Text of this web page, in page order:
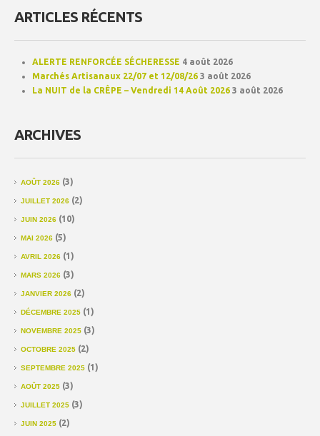
ARTICLES RÉCENTS
ALERTE RENFORCÉE SÉCHERESSE 4 août 2026
Marchés Artisanaux 22/07 et 12/08/26 3 août 2026
La NUIT de la CRÊPE – Vendredi 14 Août 2026 3 août 2026
ARCHIVES
AOÛT 2026 (3)
JUILLET 2026 (2)
JUIN 2026 (10)
MAI 2026 (5)
AVRIL 2026 (1)
MARS 2026 (3)
JANVIER 2026 (2)
DÉCEMBRE 2025 (1)
NOVEMBRE 2025 (3)
OCTOBRE 2025 (2)
SEPTEMBRE 2025 (1)
AOÛT 2025 (3)
JUILLET 2025 (3)
JUIN 2025 (2)